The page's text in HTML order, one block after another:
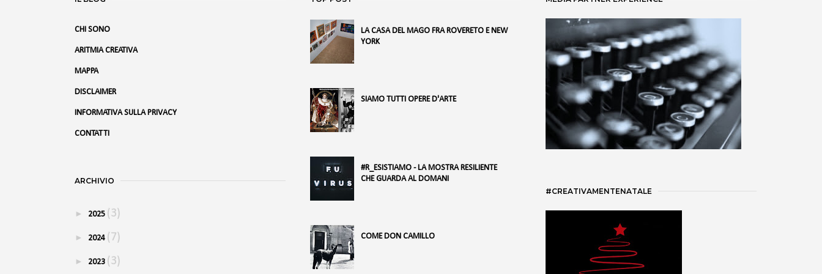
CHI SONO
ARITMIA CREATIVA
MAPPA
DISCLAIMER
INFORMATIVA SULLA PRIVACY
CONTATTI
ARCHIVIO
► 2025 (3)
► 2024 (7)
► 2023 (3)
LA CASA DEL MAGO FRA ROVERETO E NEW
YORK
SIAMO TUTTI OPERE D'ARTE
#R_ESISTIAMO - LA MOSTRA RESILIENTE
CHE GUARDA AL DOMANI
COME DON CAMILLO
#CREATIVAMENTENATALE